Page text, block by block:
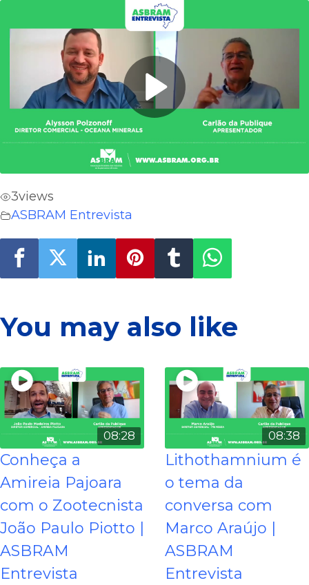
3views
ASBRAM Entrevista
You may also like
08:28
Conheça a
Amireia Pajoara
com o Zootecnista
João Paulo Piotto |
ASBRAM
Entrevista
08:38
Lithothamnium é
o tema da
conversa com
Marco Araújo |
ASBRAM
Entrevista